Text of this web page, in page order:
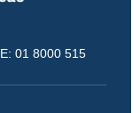
01 8000 515